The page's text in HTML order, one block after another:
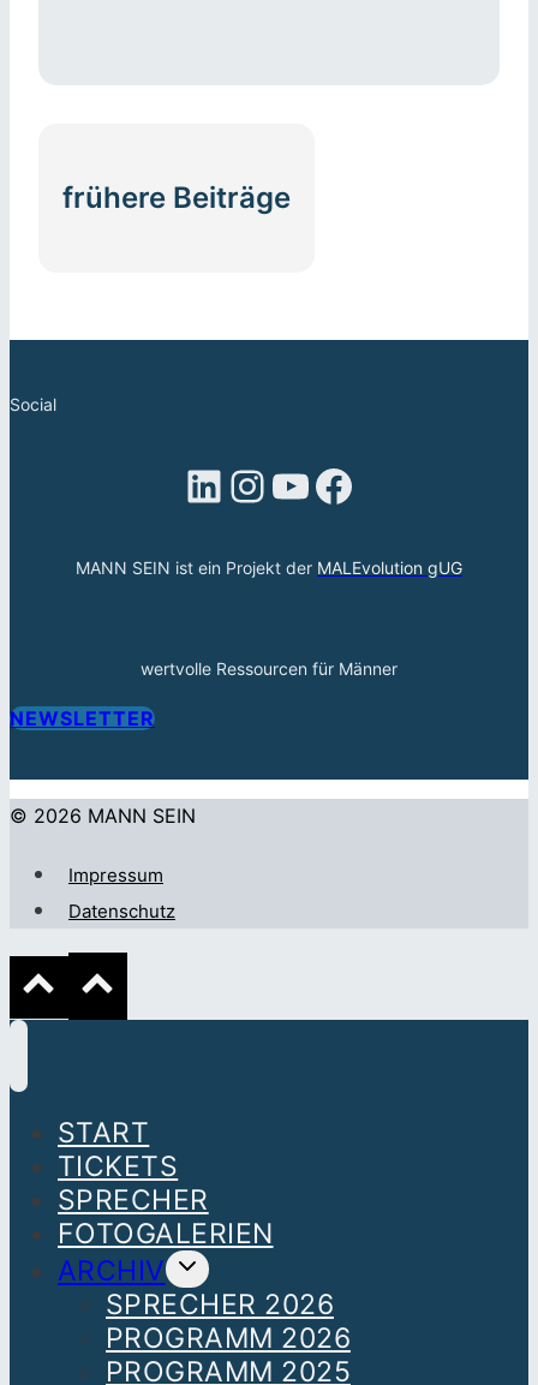
frühere Beiträge
Social
LinkedIn
Instagram
YouTube
Facebook
MANN SEIN ist ein Projekt der MALEvolution gUG
wertvolle Ressourcen für Männer
NEWSLETTER
© 2026 MANN SEIN
Impressum
Datenschutz
START
TICKETS
SPRECHER
FOTOGALERIEN
ARCHIV UNTERMENÜ
UMSCHALTEN
SPRECHER 2026
PROGRAMM 2026
PROGRAMM 2025